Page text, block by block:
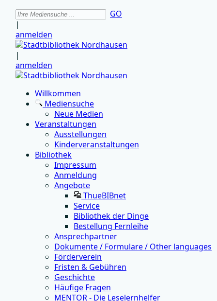
GO
|
anmelden
|
anmelden
Willkommen
Mediensuche
Neue Medien
Veranstaltungen
Ausstellungen
Kinderveranstaltungen
Bibliothek
Impressum
Anmeldung
Angebote
ThueBIBnet
Service
Bibliothek der Dinge
Bestellung Fernleihe
Ansprechpartner
Dokumente / Formulare / Other languages
Förderverein
Fristen & Gebühren
Geschichte
Häufige Fragen
MENTOR - Die Leselernhelfer